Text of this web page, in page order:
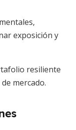
exposición y
resiliente
mercado.